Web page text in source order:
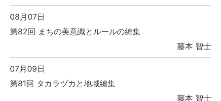
08月07日
第82回 まちの美意識とルールの編集
藤本 智士
07月09日
第81回 タカラヅカと地域編集
藤本 智士